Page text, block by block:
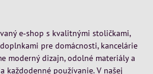
e‑shop s kvalitnými stoličkami,
pre domácnosti, kancelárie
moderný dizajn, odolné materiály a
každodenné používanie. V našej